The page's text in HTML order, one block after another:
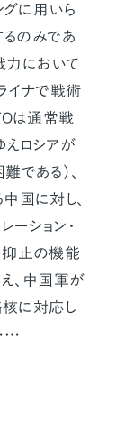
グに用いら
のみであ
力において
イナで戦術
は通常戦
ロシアが
である）、
国に対し、
ーション・
抑止の機能
、中国軍が
に対応し
……